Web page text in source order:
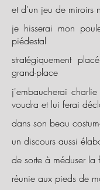
de sorte à méduser la
dans son beau
j'embaucherai
voudra et lui ferai
je hisserai mon
piédestal
un discours aussi
stratégiquement
grand-place
et d'un jeu de miroirs
réunie aux pieds de